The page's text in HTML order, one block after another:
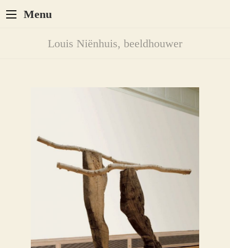
Menu
Louis Niënhuis, beeldhouwer